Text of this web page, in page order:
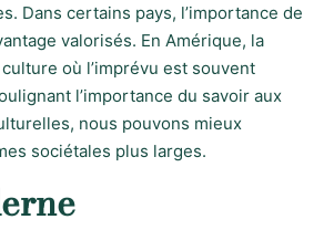
Dans certains pays, l’importance de
valorisés. En Amérique, la
où l’imprévu est souvent
l’importance du savoir aux
nous pouvons mieux
sociétales plus larges.